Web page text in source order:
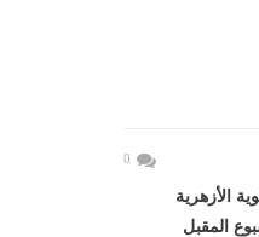
0
الأزهرية
المقبل